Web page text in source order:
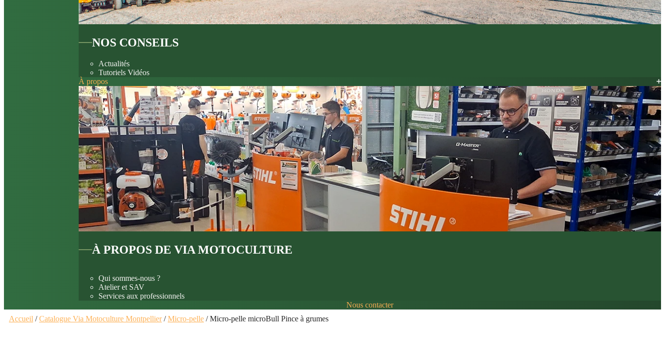
NOS CONSEILS
Actualités
Tutoriels Vidéos
À propos
À PROPOS DE VIA MOTOCULTURE
Qui sommes-nous ?
Atelier et SAV
Services aux professionnels
Nous contacter
Accueil /Catalogue Via Motoculture Montpellier/Micro-pelle / Micro-pelle microBull Pince à grumes